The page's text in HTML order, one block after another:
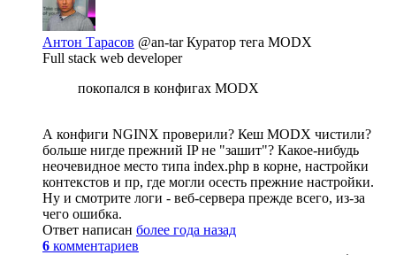
Антон Тарасов @an-tarКуратор тега MODX
Full stack web developer
покопался в конфигах MODX
А конфиги NGINX проверили? Кеш MODX чистили?
больше нигде прежний IP не "зашит"? Какое-нибудь
неочевидное место типа index.php в корне, настройки
контекстов и пр, где могли осесть прежние настройки.
Ну и смотрите логи - веб-сервера прежде всего, из-за
чего ошибка.
Ответ написан более года назад
6 комментариев